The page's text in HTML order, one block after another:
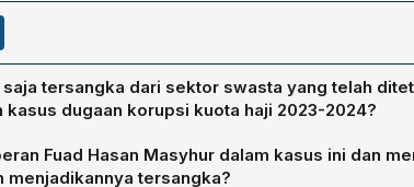
saja tersangka dari sektor swasta yang telah
kasus dugaan korupsi kuota haji 2023-2024?
tersangka adalah Ismail Adham, Direktur Operasional PT
Azis Taba, Komisaris PT Raudah Eksati Utama.
Fuad Hasan Masyhur dalam kasus ini dan
menjadikannya tersangka?